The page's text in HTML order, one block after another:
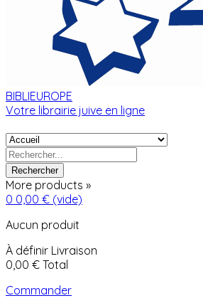
BIBLIEUROPE
Votre librairie juive en ligne
Rechercher
More products »
0 0,00 € (vide)
Aucun produit
À définir Livraison
0,00 € Total
Commander